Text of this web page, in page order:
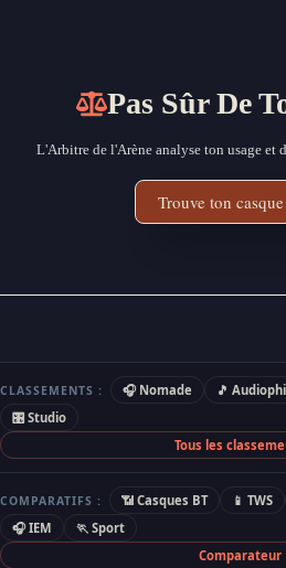
Pas Sûr De
L'Arbitre de l'Arène analyse ton usage et
Trouve ton
CLASSEMENTS : 🎧 Nomade 🎵
🎛 Studio
Tous les
COMPARATIFS : 📶 Casques BT 📱 TWS
🎧 IEM
🏃 Sport